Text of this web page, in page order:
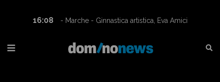
16:08
- Marche - Ginnastica artistica, Eva Amici